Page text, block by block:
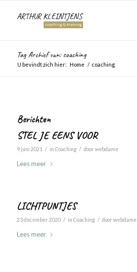
Tag Archief van: coaching
U bevindt zich hier: Home / coaching
Berichten
STEL JE EENS VOOR
9 juni 2021 / in Coaching / door webdame
Lees meer
LICHTPUNTJES
23 december 2020 / in Coaching / door webdame
Lees meer